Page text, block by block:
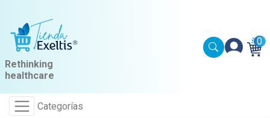
Rethinking
healthcare
0
Categorías